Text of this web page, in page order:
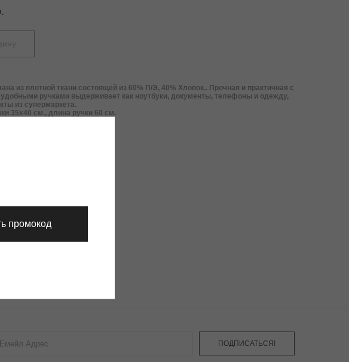
из плотной ткани состоящей из 60% П/Э, 40% Хлопок.. Прочная и практичная с
удобными ручками выдерживает как ноутбуки, документы, телефоны и одежду,
из супермаркета.
35х40 см., длина ручки 60 см.
ПОДПИСАТЬСЯ!
промокод